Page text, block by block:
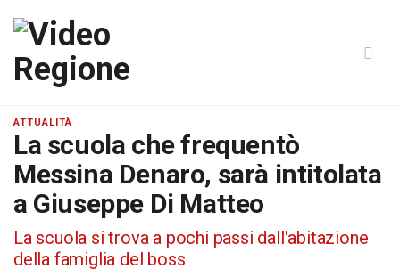
ATTUALITÀ
La scuola che frequentò
Messina Denaro, sarà intitolata
a Giuseppe Di Matteo
La scuola si trova a pochi passi dall'abitazione
della famiglia del boss